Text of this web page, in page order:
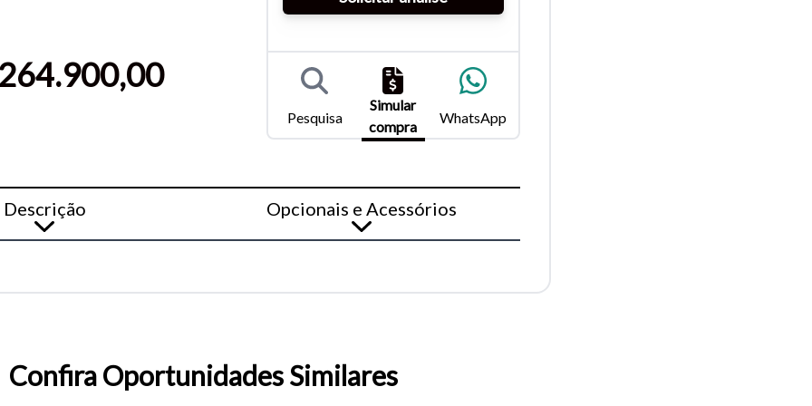
Fechar
Pesquisa
Simular
compra
WhatsApp
Descrição Opcionais e Acessórios
Confira Oportunidades Similares